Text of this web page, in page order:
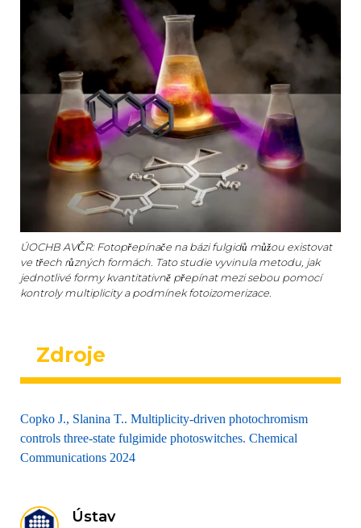
ÚOCHB AVČR: Fotopřepínače na bázi fulgidů můžou existovat
ve třech různých formách. Tato studie vyvinula metodu, jak
jednotlivé formy kvantitativně přepínat mezi sebou pomocí
kontroly multiplicity a podmínek fotoizomerizace.
Zdroje
Copko J., Slanina T.. Multiplicity-driven photochromism
controls three-state fulgimide photoswitches. Chemical
Communications 2024
Ústav